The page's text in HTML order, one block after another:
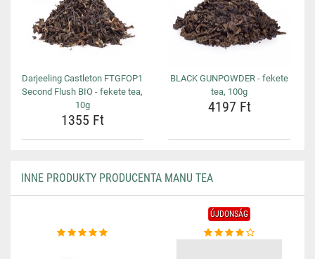
Darjeeling Castleton FTGFOP1
Second Flush BIO - fekete tea,
10g
1355 Ft
BLACK GUNPOWDER - fekete
tea, 100g
4197 Ft
INNE PRODUKTY PRODUCENTA MANU TEA
ÚJDONSÁG